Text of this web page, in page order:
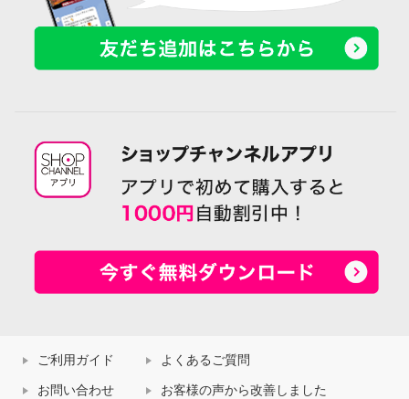
ご利用ガイド よくあるご質問
お問い合わせ お客様の声から改善しました